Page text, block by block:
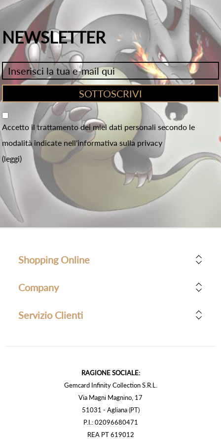
NEWSLETTER
Accetto il trattamento dei miei dati personali secondo le
modalità indicate nell'informativa sulla privacy
(leggi)
Shopping Online
Company
Servizio Clienti
RAGIONE SOCIALE:
Gemcard Infinity Collection S.R.L.
Via Magni Magnino, 17
51031 - Agliana (PT)
P.I.: 02096680471
REA PT 619012